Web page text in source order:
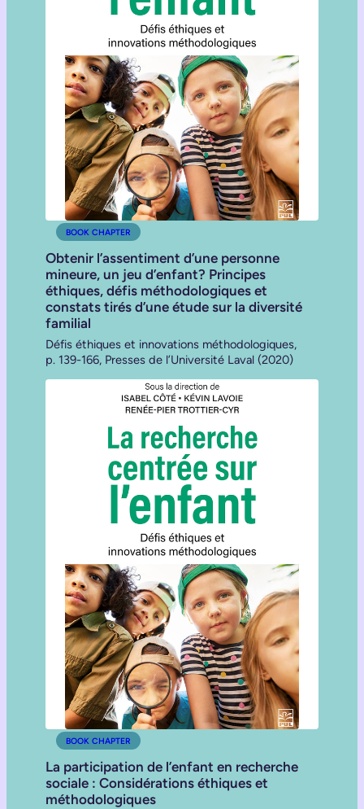
BOOK CHAPTER
Obtenir l’assentiment d’une personne
mineure, un jeu d’enfant? Principes
éthiques, défis méthodologiques et
constats tirés d’une étude sur la diversité
familial
Défis éthiques et innovations méthodologiques,
p. 139-166, Presses de l’Université Laval (2020)
BOOK CHAPTER
La participation de l’enfant en recherche
sociale : Considérations éthiques et
méthodologiques